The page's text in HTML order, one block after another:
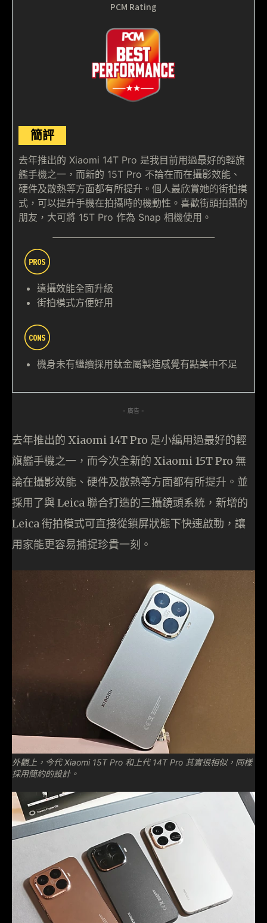
PCM Rating
簡評
去年推出的 Xiaomi 14T Pro 是我目前用過最好的輕旗
艦手機之一，而新的 15T Pro 不論在而在攝影效能、
硬件及散熱等方面都有所提升。個人最欣賞她的街拍摸
式，可以提升手機在拍攝時的機動性。喜歡街頭拍攝的
朋友，大可將 15T Pro 作為 Snap 相機使用。
遠攝效能全面升級
街拍模式方便好用
機身未有繼續採用鈦金屬製造感覺有點美中不足
- 廣告 -
去年推出的 Xiaomi 14T Pro 是小編用過最好的輕
旗艦手機之一，而今次全新的 Xiaomi 15T Pro 無
論在攝影效能、硬件及散熱等方面都有所提升。並
採用了與 Leica 聯合打造的三攝鏡頭系統，新增的
Leica 街拍模式可直接從鎖屏狀態下快速啟動，讓
用家能更容易捕捉珍貴一刻。
外觀上，今代 Xiaomi 15T Pro 和上代 14T Pro 其實很相似，同樣
採用簡約的設計。